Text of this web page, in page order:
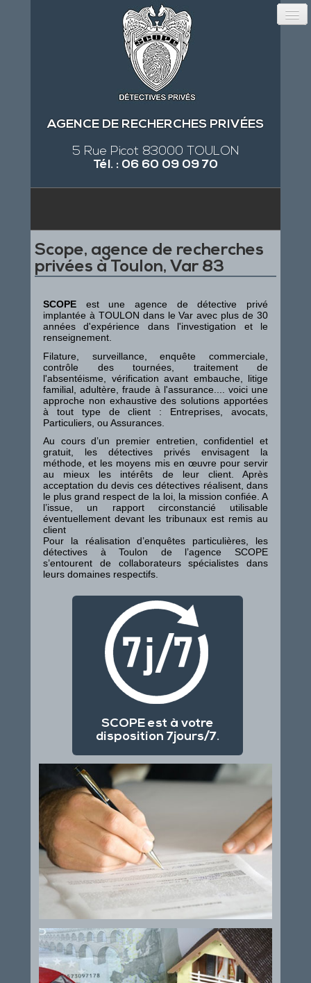
AGENCE DE RECHERCHES PRIVÉES
5 Rue Picot 83000 TOULON
Tél. : 06 60 09 09 70
Scope, agence de recherches
privées à Toulon, Var 83
SCOPE est une agence de détective privé
implantée à TOULON dans le Var avec plus de 30
années d'expérience dans l'investigation et le
renseignement.
Filature, surveillance, enquête commerciale,
contrôle des tournées, traitement de
l'absentéisme, vérification avant embauche, litige
familial, adultère, fraude à l'assurance.... voici une
approche non exhaustive des solutions apportées
à tout type de client : Entreprises, avocats,
Particuliers, ou Assurances.
Au cours d’un premier entretien, confidentiel et
gratuit, les détectives privés envisagent la
méthode, et les moyens mis en œuvre pour servir
au mieux les intérêts de leur client. Après
acceptation du devis ces détectives réalisent, dans
le plus grand respect de la loi, la mission confiée. A
l’issue, un rapport circonstancié utilisable
éventuellement devant les tribunaux est remis au
client
Pour la réalisation d’enquêtes particulières, les
détectives à Toulon de l’agence SCOPE
s’entourent de collaborateurs spécialistes dans
leurs domaines respectifs.
SCOPE est à votre
disposition 7jours/7.